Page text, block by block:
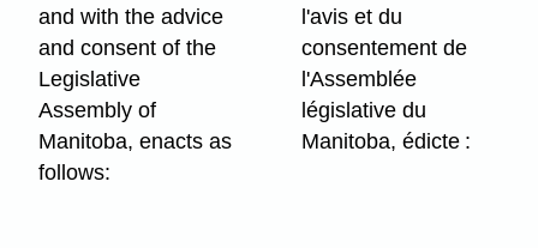
and with the advice
and consent of the
Legislative
Assembly of
Manitoba, enacts as
follows:
l'avis et du
consentement de
l'Assemblée
législative du
Manitoba, édicte :